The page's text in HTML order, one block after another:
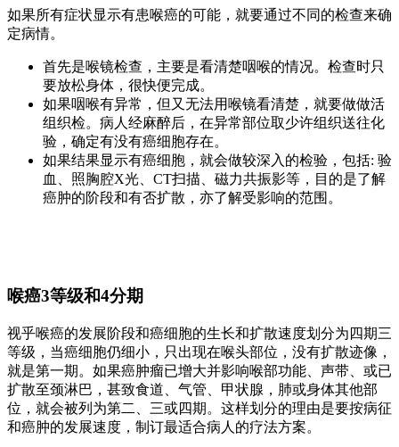
如果所有症状显示有患喉癌的可能，就要通过不同的检查来确
定病情。
首先是喉镜检查，主要是看清楚咽喉的情况。检查时只
要放松身体，很快便完成。
如果咽喉有异常，但又无法用喉镜看清楚，就要做做活
组织检。病人经麻醉后，在异常部位取少许组织送往化
验，确定有没有癌细胞存在。
如果结果显示有癌细胞，就会做较深入的检验，包括: 验
血、照胸腔X光、CT扫描、磁力共振影等，目的是了解
癌肿的阶段和有否扩散，亦了解受影响的范围。
喉癌3等级和4分期
视乎喉癌的发展阶段和癌细胞的生长和扩散速度划分为四期三
等级，当癌细胞仍细小，只出现在喉头部位，没有扩散迹像，
就是第一期。如果癌肿瘤已增大并影响喉部功能、声带、或已
扩散至颈淋巴，甚致食道、气管、甲状腺，肺或身体其他部
位，就会被列为第二、三或四期。这样划分的理由是要按病征
和癌肿的发展速度，制订最适合病人的疗法方案。